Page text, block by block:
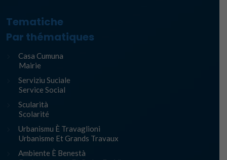
Tematiche
Par thématiques
Casa Cumuna
Mairie
Serviziu Suciale
Service Social
Scularità
Scolarité
Urbanismu È Travaglioni
Urbanisme Et Grands Travaux
Ambiente È Benestà